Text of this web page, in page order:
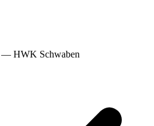
— HWK Schwaben